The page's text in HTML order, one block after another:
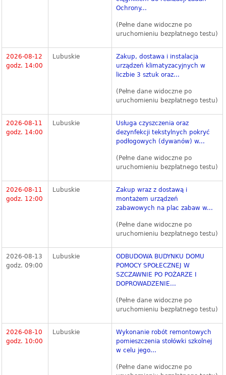
Ochrony...
(Pełne dane widoczne po
uruchomieniu bezpłatnego testu)
2026-08-12
godz. 14:00
Lubuskie
Zakup, dostawa i instalacja
urządzeń klimatyzacyjnych w
liczbie 3 sztuk oraz...
(Pełne dane widoczne po
uruchomieniu bezpłatnego testu)
2026-08-11
godz. 14:00
Lubuskie
Usługa czyszczenia oraz
dezynfekcji tekstylnych pokryć
podłogowych (dywanów) w...
(Pełne dane widoczne po
uruchomieniu bezpłatnego testu)
2026-08-11
godz. 12:00
Lubuskie
Zakup wraz z dostawą i
montażem urządzeń
zabawowych na plac zabaw w...
(Pełne dane widoczne po
uruchomieniu bezpłatnego testu)
2026-08-13
godz. 09:00
Lubuskie
ODBUDOWA BUDYNKU DOMU
POMOCY SPOŁECZNEJ W
SZCZAWNIE PO POŻARZE I
DOPROWADZENIE...
(Pełne dane widoczne po
uruchomieniu bezpłatnego testu)
2026-08-10
godz. 10:00
Lubuskie
Wykonanie robót remontowych
pomieszczenia stołówki szkolnej
w celu jego...
(Pełne dane widoczne po